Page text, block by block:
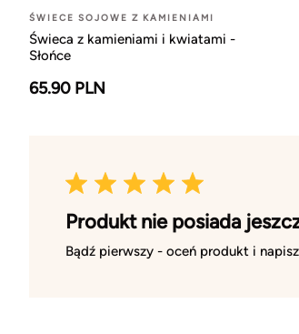
ŚWIECE SOJOWE Z KAMIENIAMI
Świeca z kamieniami i kwiatami -
Słońce
65.90 PLN
Produkt nie posiada
Bądź pierwszy - oceń produkt i